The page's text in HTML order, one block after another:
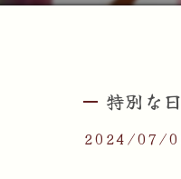
特別な
2024/07/